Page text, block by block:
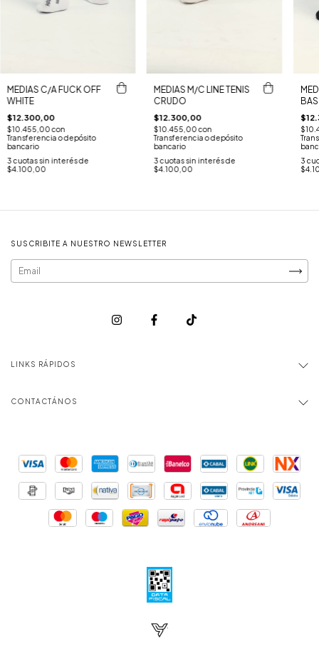
MEDIAS C/A FUCK OFF
WHITE
$12.300,00
$10.455,00con
Transferencia o depósito
bancario
3 cuotas sin interés de
$4.100,00
MEDIAS M/C LINE TENIS
CRUDO
$12.300,00
$10.455,00con
Transferencia o depósito
bancario
3 cuotas sin interés de
$4.100,00
3
SUSCRIBITE A NUESTRO NEWSLETTER
LINKS RÁPIDOS
CONTACTÁNOS